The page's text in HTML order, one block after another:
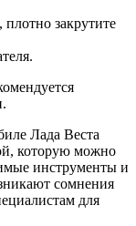
закрутите
Лада Веста
которую можно
инструменты и
сомнения
для